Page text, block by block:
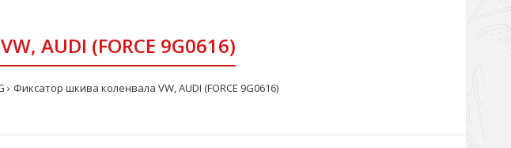
AUDI (FORCE 9G0616)
Фиксатор шкива коленвала VW, AUDI (FORCE 9G0616)